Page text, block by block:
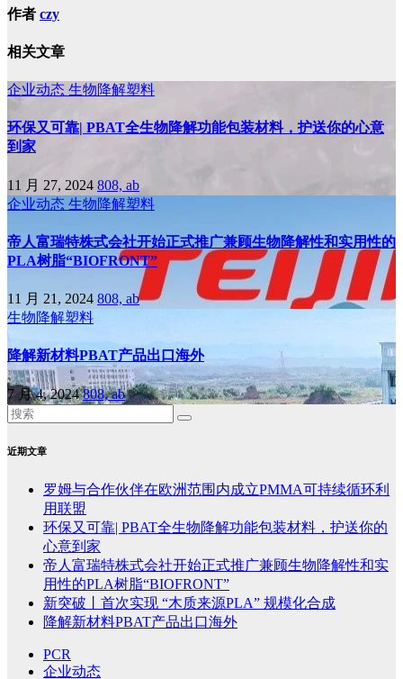
作者 czy
相关文章
企业动态 生物降解塑料
环保又可靠| PBAT全生物降解功能包装材料，护送你的心意
到家
11 月 27, 2024 808, ab
企业动态 生物降解塑料
帝人富瑞特株式会社开始正式推广兼顾生物降解性和实用性的
PLA树脂“BIOFRONT”
11 月 21, 2024 808, ab
生物降解塑料
降解新材料PBAT产品出口海外
7 月 4, 2024808, ab
近期文章
罗姆与合作伙伴在欧洲范围内成立PMMA可持续循环利
用联盟
环保又可靠| PBAT全生物降解功能包装材料，护送你的
心意到家
帝人富瑞特株式会社开始正式推广兼顾生物降解性和实
用性的PLA树脂“BIOFRONT”
新突破丨首次实现 “木质来源PLA” 规模化合成
降解新材料PBAT产品出口海外
PCR
企业动态